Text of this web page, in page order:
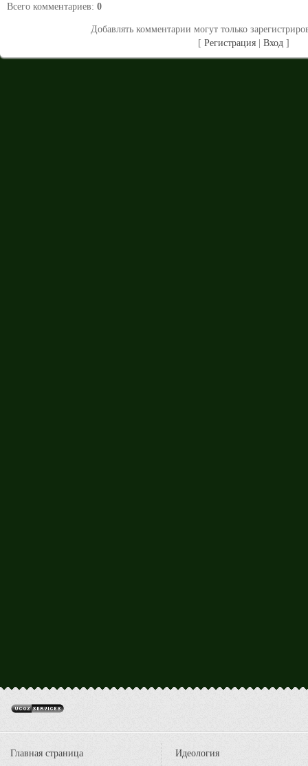
Всего комментариев: 0
Добавлять комментарии могут только
[Регистрация |Вход ]
Главная страница Идеология